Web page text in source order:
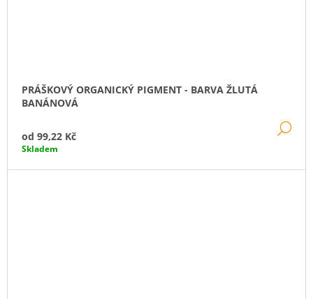
PRÁŠKOVÝ ORGANICKÝ PIGMENT - BARVA ŽLUTÁ
BANÁNOVÁ
od 99,22 Kč
Skladem